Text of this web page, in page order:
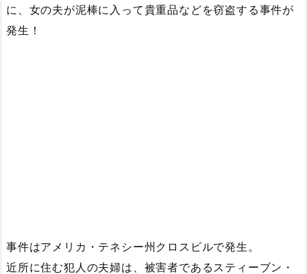
に、女の夫が泥棒に入って貴重品などを窃盗する事件が
発生！
事件はアメリカ・テネシー州クロスビルで発生。
近所に住む犯人の夫婦は、被害者であるスティーブン・